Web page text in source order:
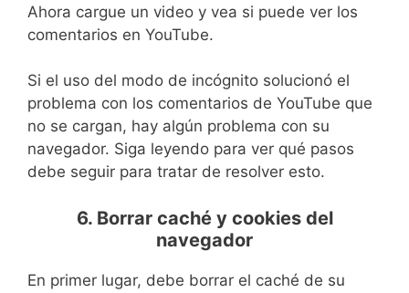
Ahora cargue un video y vea si puede ver los
comentarios en YouTube.
Si el uso del modo de incógnito solucionó el
problema con los comentarios de YouTube que
no se cargan, hay algún problema con su
navegador. Siga leyendo para ver qué pasos
debe seguir para tratar de resolver esto.
6. Borrar caché y cookies del
navegador
En primer lugar, debe borrar el caché de su